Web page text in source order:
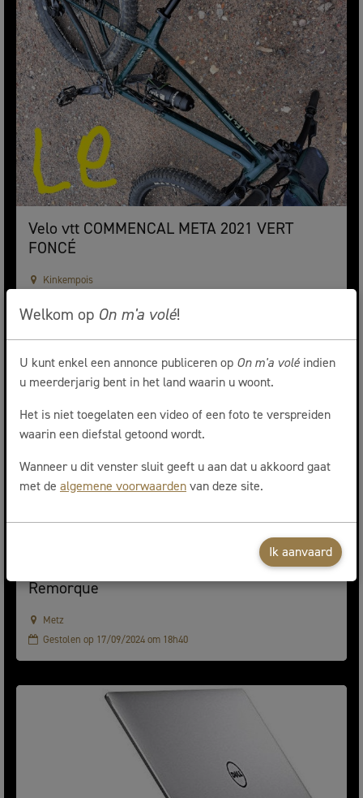
Velo vtt COMMENCAL META 2021 VERT
FONCÉ
Kinkempois
Remorque
Metz
Gestolen op 17/09/2024 om 18h40
Welkom op On m'a volé!
U kunt enkel een annonce publiceren op On m'a volé indien
u meerderjarig bent in het land waarin u woont.
Het is niet toegelaten een video of een foto te verspreiden
waarin een diefstal getoond wordt.
Wanneer u dit venster sluit geeft u aan dat u akkoord gaat
met de algemene voorwaardenvan deze site.
Ik aanvaard